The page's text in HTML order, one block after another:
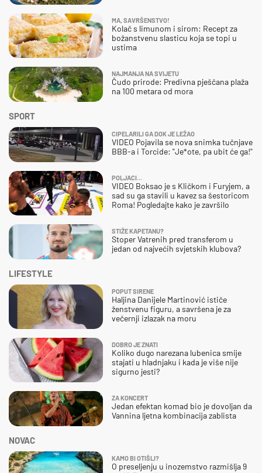
SPORT
CIPELARILI GA DOK JE LEŽAO
VIDEO Pojavila se nova snimka tučnjave
BBB-a i Torcide: "Je*ote, pa ubit će ga!"
POLJACI...
VIDEO Boksao je s Kličkom i Furyjem, a
sad su ga stavili u kavez sa šestoricom
Roma! Pogledajte kako je završilo
STIŽE KAPETANU?
Stoper Vatrenih pred transferom u
jedan od najvećih svjetskih klubova?
MA, SAVRŠENSTVO!
Kolač s limunom i sirom: Recept za
božanstvenu slasticu koja se topi u
ustima
NAJMANJA NA SVIJETU
Čudo prirode: Predivna pješčana plaža
na 100 metara od mora
NOVAC
KAMO BI OTIŠLI?
O preseljenju u inozemstvo razmišlja 9
LIFESTYLE
POPUT SIRENE
Haljina Danijele Martinović ističe
ženstvenu figuru, a savršena je za
večernji izlazak na moru
DOBRO JE ZNATI
Koliko dugo narezana lubenica smije
stajati u hladnjaku i kada je više nije
sigurno jesti?
ZA KONCERT
Jedan efektan komad bio je dovoljan da
Vannina ljetna kombinacija zablista